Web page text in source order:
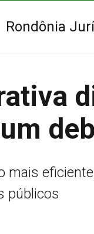
Rondônia
mais
públicos